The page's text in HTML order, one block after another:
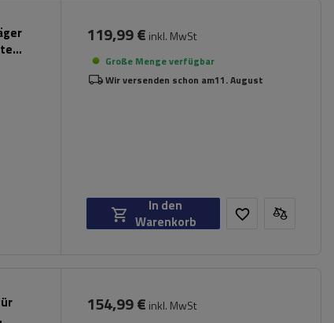
119,99 € inkl. MwSt
Große Menge verfügbar
Wir versenden schon am11. August
In den
Warenkorb
154,99 € inkl. MwSt